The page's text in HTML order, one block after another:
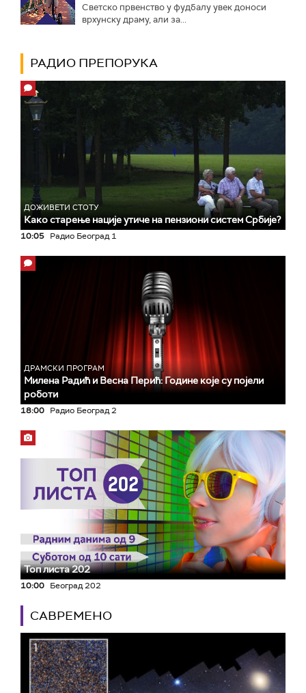
Светско првенство у фудбалу увек доноси
врхунску драму, али за...
РАДИО ПРЕПОРУКА
ДОЖИВЕТИ СТОТУ
Како старење нације утиче на пензиони систем Србије?
10:05 Радио Београд 1
ДРАМСКИ ПРОГРАМ
Милена Радић и Весна Перић: Године које су појели
роботи
18:00 Радио Београд 2
Топ листа 202
10:00 Београд 202
САВРЕМЕНО